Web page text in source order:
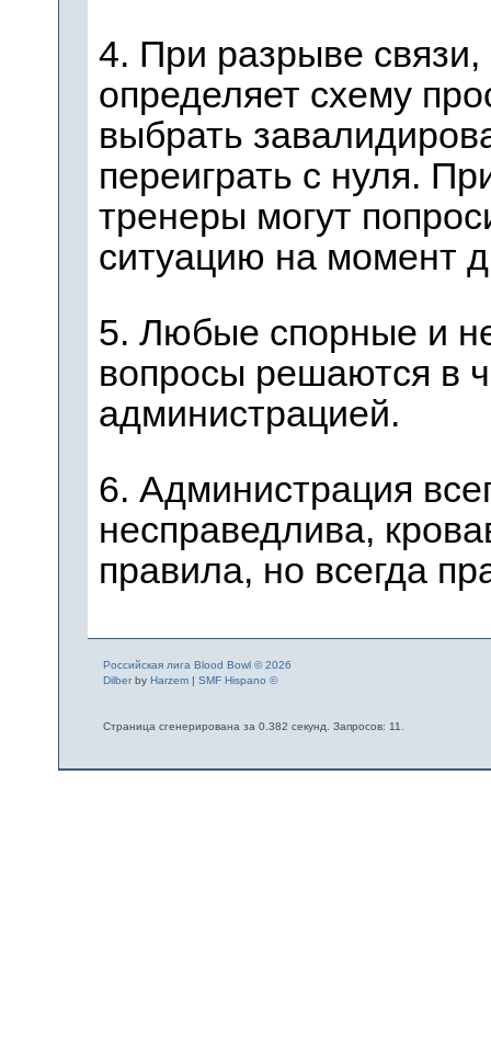
4. При разрыве связи,
определяет схему
выбрать
переиграть с нуля.
тренеры могут
ситуацию на момент
5. Любые спорные и
вопросы решаются в
администрацией.
6. Администрация
несправедлива,
правила, но всегда
Российская лига Blood Bowl © 2026
Dilberby Harzem| SMF Hispano ©
Страница сгенерирована за 0.382 секунд. Запросов: 11.